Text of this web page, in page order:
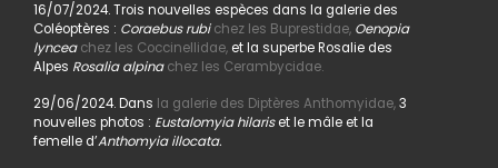
16/07/2024. Trois nouvelles espèces dans la galerie des
Coléoptères : Coraebus rubi chez les Buprestidae, Oenopia
lyncea chez les Coccinellidae,et la superbe Rosalie des
Alpes Rosalia alpina chez les Cerambycidae.
29/06/2024. Dans la galerie des Diptères Anthomyidae,3
nouvelles photos : Eustalomyia hilariset le mâle et la
femelle d’Anthomyia illocata.